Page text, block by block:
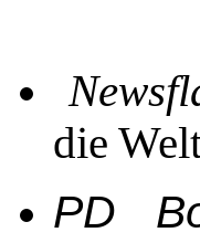
die
PD